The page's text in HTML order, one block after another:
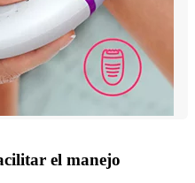
el manejo